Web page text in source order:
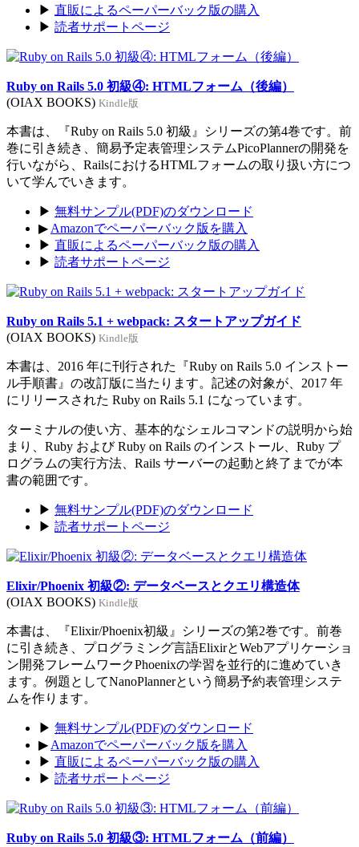
▶ 直販によるペーパーバック版の購入
▶ 読者サポートページ
Ruby on Rails 5.0 初級④: HTMLフォーム（後編）
(OIAX BOOKS) Kindle版
本書は、『Ruby on Rails 5.0 初級』シリーズの第4巻です。前
巻に引き続き、簡易予定表管理システムPicoPlannerの開発を
行いながら、RailsにおけるHTMLフォームの取り扱い方につ
いて学んでいきます。
▶ 無料サンプル(PDF)のダウンロード
▶ Amazonでペーパーバック版を購入
▶ 直販によるペーパーバック版の購入
▶ 読者サポートページ
Ruby on Rails 5.1 + webpack: スタートアップガイド
(OIAX BOOKS) Kindle版
本書は、2016 年に刊行された『Ruby on Rails 5.0 インストー
ル手順書』の改訂版に当たります。記述の対象が、2017 年
にリリースされた Ruby on Rails 5.1 になっています。
ターミナルの使い方、基本的なシェルコマンドの説明から始
まり、Ruby および Ruby on Rails のインストール、Ruby プ
ログラムの実行方法、Rails サーバーの起動と終了までが本
書の範囲です。
▶ 無料サンプル(PDF)のダウンロード
▶ 読者サポートページ
Elixir/Phoenix 初級②: データベースとクエリ構造体
(OIAX BOOKS) Kindle版
本書は、『Elixir/Phoenix初級』シリーズの第2巻です。前巻
に引き続き、プログラミング言語ElixirとWebアプリケーショ
ン開発フレームワークPhoenixの学習を並行的に進めていき
ます。例題としてNanoPlannerという簡易予約表管理システ
ムを作ります。
▶ 無料サンプル(PDF)のダウンロード
▶ Amazonでペーパーバック版を購入
▶ 直販によるペーパーバック版の購入
▶ 読者サポートページ
Ruby on Rails 5.0 初級③: HTMLフォーム（前編）